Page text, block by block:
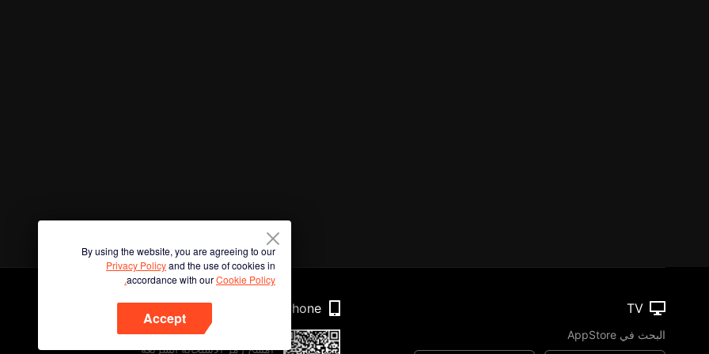
By using the website, you are agreeing to our
Privacy Policyand the use of cookies in
accordance with ourCookie Policy.
Accept
TV
البحث في AppStore
Phone
امسح رمز الاستجابة السريعة